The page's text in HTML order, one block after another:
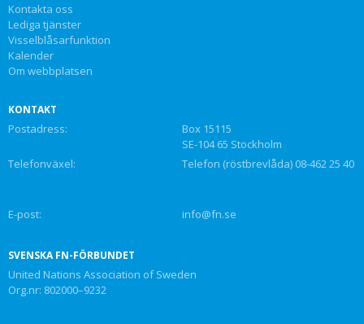
Kontakta oss
Lediga tjänster
Visselblåsarfunktion
Kalender
Om webbplatsen
KONTAKT
Postadress:
Box 15115
SE-104 65 Stockholm
Telefonväxel:
Telefon (röstbrevlåda) 08-462 25 40
E-post: info@fn.se
SVENSKA FN-FÖRBUNDET
United Nations Association of Sweden
Org.nr: 802000–9232